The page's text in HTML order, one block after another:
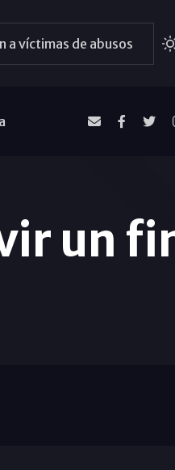
a víctimas de abusos
un